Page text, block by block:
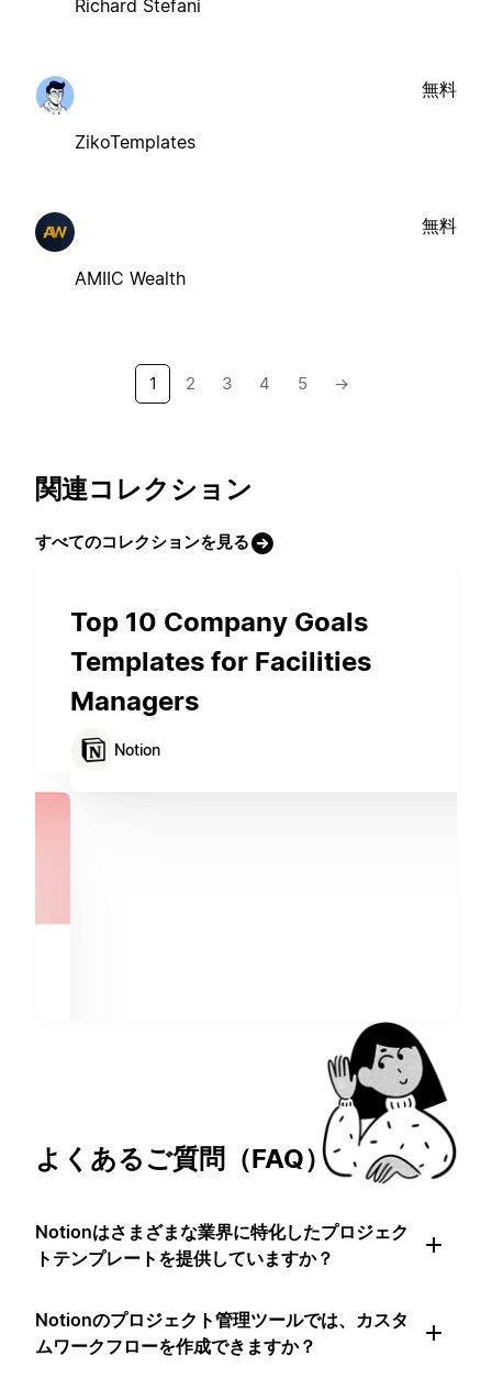
Richard Stefani
ZikoTemplates
無料
AMIIC Wealth
無料
1 2 3 4 5 →
関連コレクション
すべてのコレクションを見る
Top 10 Company Goals
Templates for Facilities
Managers
Notion
よくあるご質問（FAQ）
Notionはさまざまな業界に特化したプロジェク
トテンプレートを提供していますか？
Notionのプロジェクト管理ツールでは、カスタ
ムワークフローを作成できますか？